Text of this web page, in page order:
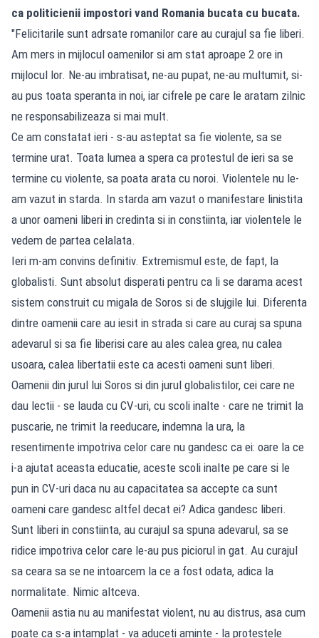
ca politicienii impostori vand Romania bucata cu bucata.
"Felicitarile sunt adrsate romanilor care au curajul sa fie liberi.
Am mers in mijlocul oamenilor si am stat aproape 2 ore in
mijlocul lor. Ne-au imbratisat, ne-au pupat, ne-au multumit, si-
au pus toata speranta in noi, iar cifrele pe care le aratam zilnic
ne responsabilizeaza si mai mult.
Ce am constatat ieri - s-au asteptat sa fie violente, sa se
termine urat. Toata lumea a spera ca protestul de ieri sa se
termine cu violente, sa poata arata cu noroi. Violentele nu le-
am vazut in starda. In starda am vazut o manifestare linistita
a unor oameni liberi in credinta si in constiinta, iar violentele le
vedem de partea celalata.
Ieri m-am convins definitiv. Extremismul este, de fapt, la
globalisti. Sunt absolut disperati pentru ca li se darama acest
sistem construit cu migala de Soros si de slujgile lui. Diferenta
dintre oamenii care au iesit in strada si care au curaj sa spuna
adevarul si sa fie liberisi care au ales calea grea, nu calea
usoara, calea libertatii este ca acesti oameni sunt liberi.
Oamenii din jurul lui Soros si din jurul globalistilor, cei care ne
dau lectii - se lauda cu CV-uri, cu scoli inalte - care ne trimit la
puscarie, ne trimit la reeducare, indemna la ura, la
resentimente impotriva celor care nu gandesc ca ei: oare la ce
i-a ajutat aceasta educatie, aceste scoli inalte pe care si le
pun in CV-uri daca nu au capacitatea sa accepte ca sunt
oameni care gandesc altfel decat ei? Adica gandesc liberi.
Sunt liberi in constiinta, au curajul sa spuna adevarul, sa se
ridice impotriva celor care le-au pus piciorul in gat. Au curajul
sa ceara sa se ne intoarcem la ce a fost odata, adica la
normalitate. Nimic altceva.
Oamenii astia nu au manifestat violent, nu au distrus, asa cum
poate ca s-a intamplat - va aduceti aminte - la protestele